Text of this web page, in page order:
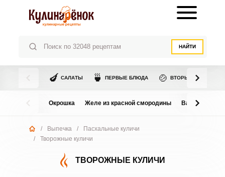
НАЙТИ
🍆 САЛАТЫ 🍵 ПЕРВЫЕ БЛЮДА 🍲 ВТОРЫЕ БЛЮДА
Окрошка Желе из красной смородины Варенье из
/ Выпечка /
Пасхальные куличи
/
Творожные куличи
ТВОРОЖНЫЕ КУЛИЧИ